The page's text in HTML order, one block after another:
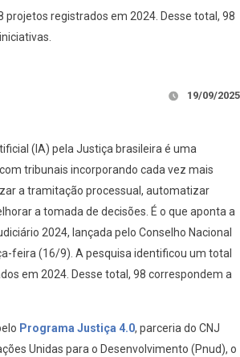
projetos registrados em 2024. Desse total, 98
19/09/2025
(IA) pela Justiça brasileira é uma
tribunais incorporando cada vez mais
a tramitação processual, automatizar
a tomada de decisões. É o que aponta a
2024, lançada pelo Conselho Nacional
feira (16/9). A pesquisa identificou um total
em 2024. Desse total, 98 correspondem a
Programa Justiça 4.0, parceria do CNJ
Unidas para o Desenvolvimento (Pnud), o